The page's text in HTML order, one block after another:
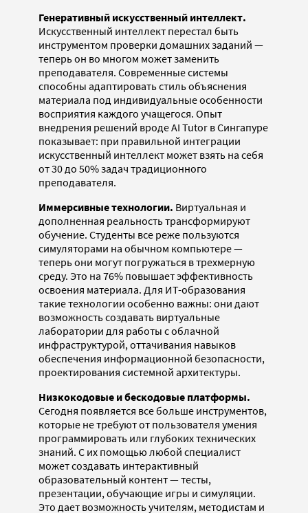
Генеративный искусственный интеллект.
Искусственный интеллект перестал быть
инструментом проверки домашних заданий —
теперь он во многом может заменить
преподавателя. Современные системы
способны адаптировать стиль объяснения
материала под индивидуальные особенности
восприятия каждого учащегося. Опыт
внедрения решений вроде AI Tutor в Сингапуре
показывает: при правильной интеграции
искусственный интеллект может взять на себя
от 30 до 50% задач традиционного
преподавателя.
Иммерсивные технологии. Виртуальная и
дополненная реальность трансформируют
обучение. Студенты все реже пользуются
симуляторами на обычном компьютере —
теперь они могут погружаться в трехмерную
среду. Это на 76% повышает эффективность
освоения материала. Для ИТ-образования
такие технологии особенно важны: они дают
возможность создавать виртуальные
лаборатории для работы с облачной
инфраструктурой, оттачивания навыков
обеспечения информационной безопасности,
проектирования системной архитектуры.
Низкокодовые и бескодовые платформы.
Сегодня появляется все больше инструментов,
которые не требуют от пользователя умения
программировать или глубоких технических
знаний. С их помощью любой специалист
может создавать интерактивный
образовательный контент — тесты,
презентации, обучающие игры и симуляции.
Это дает возможность учителям, методистам и